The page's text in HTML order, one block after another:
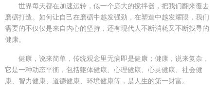
世界每天都在加速运转，似一个庞大的搅拌器，把我们翻来覆去
磨砺打造。如何让自己在磨砺中越发强劲，在塑造中越发耀眼，我们
需要的不仅仅是来自内心的坚持，还有现代人不断消耗又不断找寻的
健康。
健康，说来简单，传统观念里无病即是健康；健康，说来复杂，
它是一种动态平衡，包括躯体健康、心理健康、心灵健康、社会健
康、智力健康、道德健康、环境健康等，是人生的第一财富。